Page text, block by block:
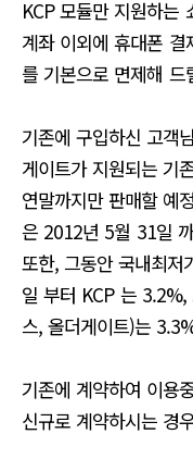
KCP 모듈만 지원하는
계좌 이외에 휴대폰
를 기본으로 면제해 드
기존에 구입하신 고객
게이트가 지원되는 기
연말까지만 판매할 예
은 2012년 5월 31일
또한, 그동안 국내최
일 부터 KCP 는
스, 올더게이트)는
기존에 계약하여 이용
신규로 계약하시는 경